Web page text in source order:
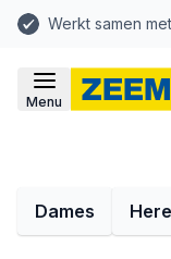
Werkt samen
Menu
Dames